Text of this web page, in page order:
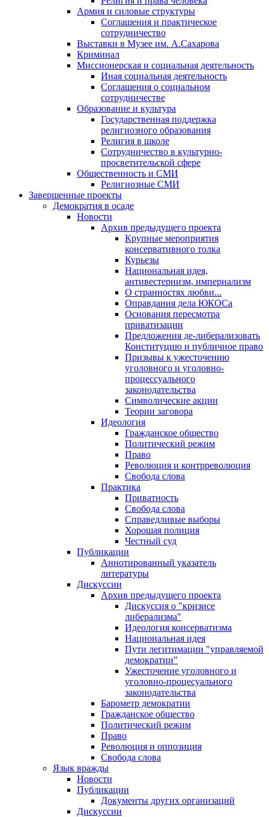
Армия и силовые структуры
Соглашения и практическое
сотрудничество
Выставки в Музее им. А.Сахарова
Криминал
Миссионерская и социальная деятельность
Иная социальная деятельность
Соглашения о социальном
сотрудничестве
Образование и культура
Государственная поддержка
религиозного образования
Религия в школе
Сотрудничество в культурно-
просветительской сфере
Общественность и СМИ
Религиозные СМИ
Завершенные проекты
Демократия в осаде
Новости
Архив предыдущего проекта
Крупные мероприятия
консервативного толка
Курьезы
Национальная идея,
антивестернизм, империализм
О странностях любви...
Оправдания дела ЮКОСа
Основания пересмотра
приватизации
Предложения де-либерализовать
Конституцию и публичное право
Призывы к ужесточению
уголовного и уголовно-
процессуального
законодательства
Символические акции
Теории заговора
Идеология
Гражданское общество
Политический режим
Право
Революция и контрреволюция
Свобода слова
Практика
Приватность
Свобода слова
Справедливые выборы
Хорошая полиция
Честный суд
Публикации
Аннотированный указатель
литературы
Дискуссии
Архив предыдущего проекта
Дискуссия о "кризисе
либерализма"
Идеология консерватизма
Национальная идея
Пути легитимации "управляемой
демократии"
Ужесточение уголовного и
уголовно-процесуального
законодательства
Барометр демократии
Гражданское общество
Политический режим
Право
Революция и оппозиция
Свобода слова
Язык вражды
Новости
Публикации
Документы других организаций
Дискуссии